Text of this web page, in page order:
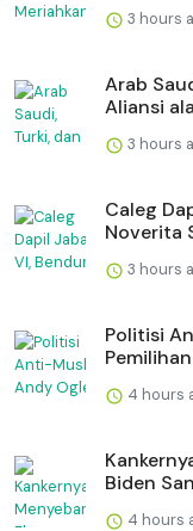
3 hours
Arab
Aliansi
3 hours
Caleg
Noverita
3 hours
Politisi
4 hours
Biden
4 hours